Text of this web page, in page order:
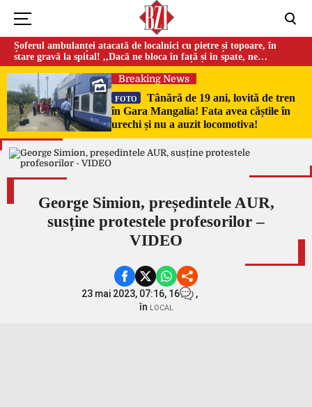
Șoferul ambulanței atacată de localnici cu pietre și topoare, în
stare gravă la spital! ,,Dacă ne bloca în față și în spate, ne
omorau…”
Breaking News
FOTO
Tânără de 19 ani, lovită de tren
în Gara Mangalia! Fata avea căștile în
urechi și nu a auzit locomotiva!
George Simion, președintele AUR,
susține protestele profesorilor –
VIDEO
23 mai 2023, 07:16, 16
,
în LOCAL